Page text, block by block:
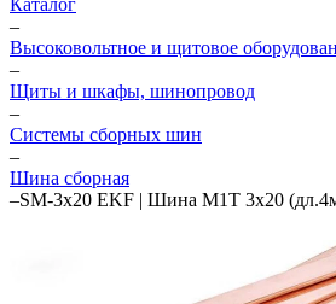
Каталог
–
Высоковольтное и щитовое
–
Щиты и шкафы, шинопровод
–
Системы сборных шин
–
Шина сборная
–SM-3x20 EKF | Шина М1Т 3х20